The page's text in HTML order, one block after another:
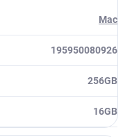
Mac
195950080926
256GB
16GB